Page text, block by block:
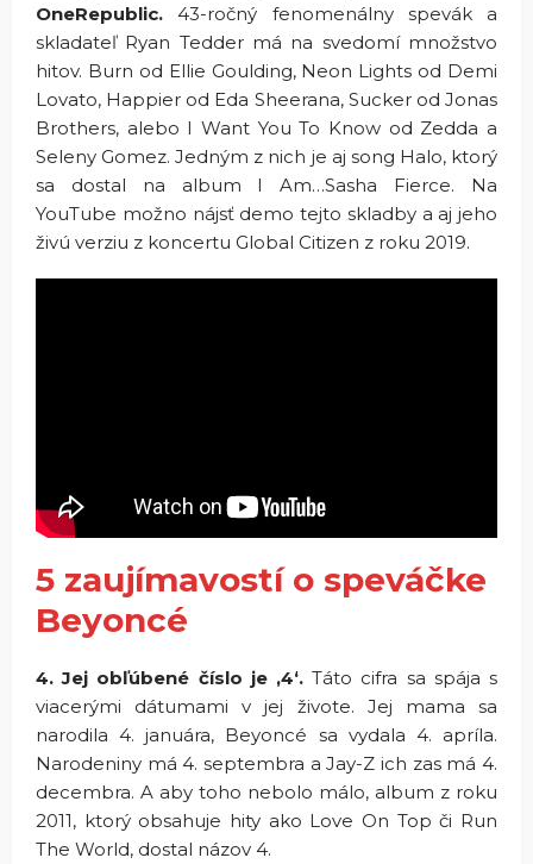
OneRepublic. 43-ročný fenomenálny spevák a
skladateľ Ryan Tedder má na svedomí množstvo
hitov. Burn od Ellie Goulding, Neon Lights od Demi
Lovato, Happier od Eda Sheerana, Sucker od Jonas
Brothers, alebo I Want You To Know od Zedda a
Seleny Gomez. Jedným z nich je aj song Halo, ktorý
sa dostal na album I Am…Sasha Fierce. Na
YouTube možno nájsť demo tejto skladby a aj jeho
živú verziu z koncertu Global Citizen z roku 2019.
5 zaujímavostí o speváčke
Beyoncé
4. Jej obľúbené číslo je ‚4‘.Táto cifra sa spája s
viacerými dátumami v jej živote. Jej mama sa
narodila 4. januára, Beyoncé sa vydala 4. apríla.
Narodeniny má 4. septembra a Jay-Z ich zas má 4.
decembra. A aby toho nebolo málo, album z roku
2011, ktorý obsahuje hity ako Love On Top či Run
The World, dostal názov 4.